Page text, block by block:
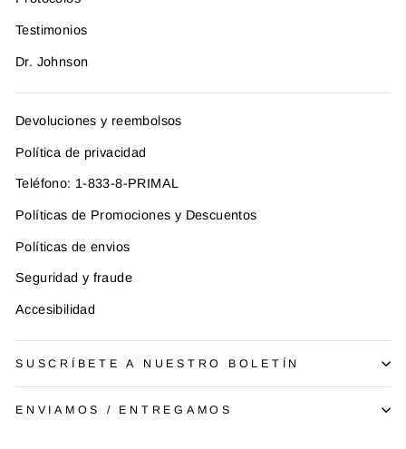
Testimonios
Dr. Johnson
Devoluciones y reembolsos
Política de privacidad
Teléfono: 1-833-8-PRIMAL
Políticas de Promociones y Descuentos
Políticas de envios
Seguridad y fraude
Accesibilidad
SUSCRÍBETE A NUESTRO BOLETÍN
ENVIAMOS / ENTREGAMOS